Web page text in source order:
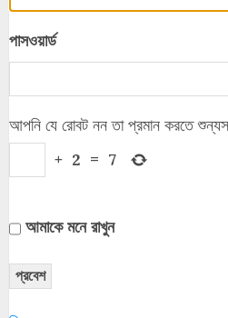
পাসওয়ার্ড
আপনি যে রোবট নন তা প্রমান করতে
+ 2 = 7
আমাকে মনে রাখুন
প্রবেশ